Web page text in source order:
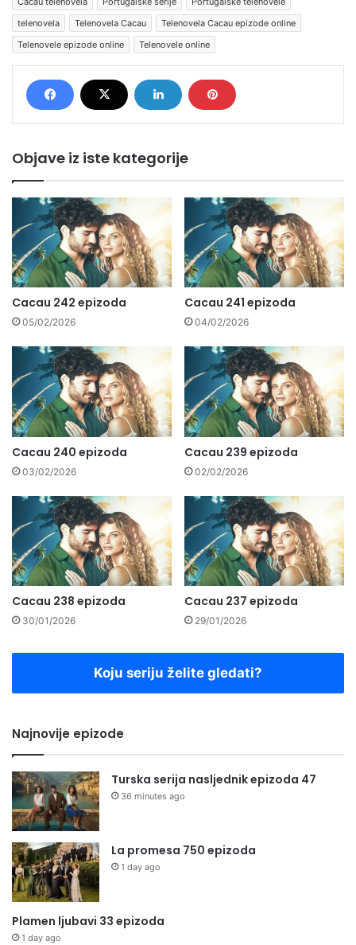
telenovela
Telenovela Cacau
Telenovela Cacau epizode online
Telenovele epizode online
Telenovele online
Objave iz iste kategorije
Cacau 242 epizoda
05/02/2026
Cacau 241 epizoda
04/02/2026
Cacau 240 epizoda
03/02/2026
Cacau 239 epizoda
02/02/2026
Cacau 238 epizoda
30/01/2026
Cacau 237 epizoda
29/01/2026
Koju seriju želite gledati?
Najnovije epizode
Turska serija nasljednik epizoda 47
36 minutes ago
La promesa 750 epizoda
1 day ago
Plamen ljubavi 33 epizoda
1 day ago